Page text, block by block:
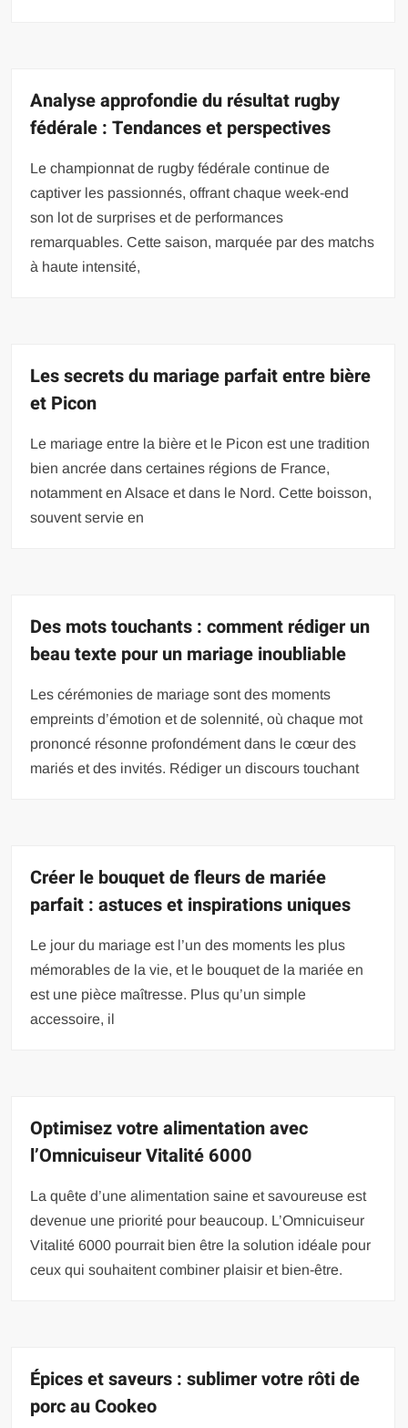
Analyse approfondie du résultat rugby
fédérale : Tendances et perspectives
Le championnat de rugby fédérale continue de
captiver les passionnés, offrant chaque week-end
son lot de surprises et de performances
remarquables. Cette saison, marquée par des matchs
à haute intensité,
Les secrets du mariage parfait entre bière
et Picon
Le mariage entre la bière et le Picon est une tradition
bien ancrée dans certaines régions de France,
notamment en Alsace et dans le Nord. Cette boisson,
souvent servie en
Des mots touchants : comment rédiger un
beau texte pour un mariage inoubliable
Les cérémonies de mariage sont des moments
empreints d’émotion et de solennité, où chaque mot
prononcé résonne profondément dans le cœur des
mariés et des invités. Rédiger un discours touchant
Créer le bouquet de fleurs de mariée
parfait : astuces et inspirations uniques
Le jour du mariage est l’un des moments les plus
mémorables de la vie, et le bouquet de la mariée en
est une pièce maîtresse. Plus qu’un simple
accessoire, il
Optimisez votre alimentation avec
l’Omnicuiseur Vitalité 6000
La quête d’une alimentation saine et savoureuse est
devenue une priorité pour beaucoup. L’Omnicuiseur
Vitalité 6000 pourrait bien être la solution idéale pour
ceux qui souhaitent combiner plaisir et bien-être.
Épices et saveurs : sublimer votre rôti de
porc au Cookeo